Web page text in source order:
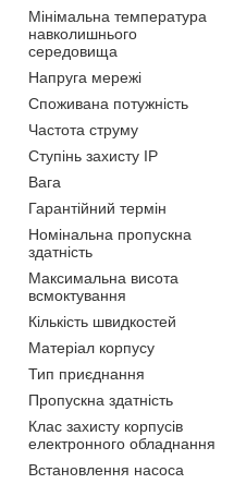
Мінімальна температура
навколишнього
середовища
Напруга мережі
Споживана потужність
Частота струму
Ступінь захисту IP
Вага
Гарантійний термін
Номінальна пропускна
здатність
Максимальна висота
всмоктування
Кількість швидкостей
Матеріал корпусу
Тип приєднання
Пропускна здатність
Клас захисту корпусів
електронного обладнання
Встановлення насоса